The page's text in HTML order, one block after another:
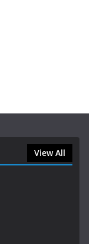
View All